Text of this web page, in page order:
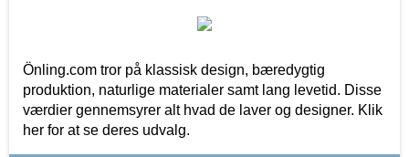
Önling.com tror på klassisk design, bæredygtig
produktion, naturlige materialer samt lang levetid. Disse
værdier gennemsyrer alt hvad de laver og designer. Klik
her for at se deres udvalg.